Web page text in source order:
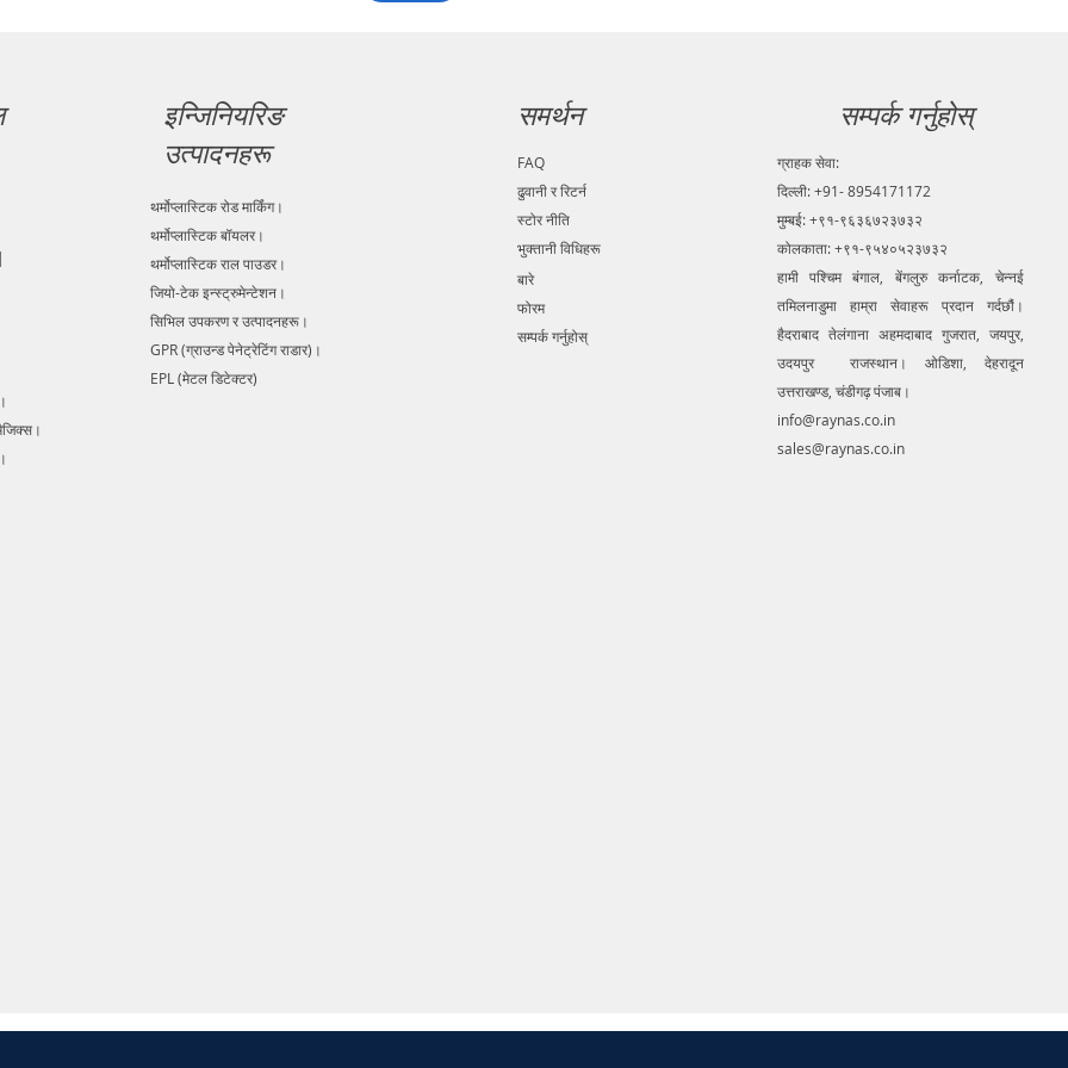
इन्जिनियरिङ
उत्पादनहरू
थर्मोप्लास्टिक रोड मार्किंग।
थर्मोप्लास्टिक बॉयलर।
थर्मोप्लास्टिक राल पाउडर।
जियो-टेक इन्स्ट्रुमेन्टेशन।
सिभिल उपकरण र उत्पादनहरू।
GPR (ग्राउन्ड पेनेट्रेटिंग राडार)।
EPL (मेटल डिटेक्टर)
समर्थन
FAQ
ढुवानी र रिटर्न
स्टोर नीति
भुक्तानी विधिहरू
बारे
फोरम
सम्पर्क गर्नुहोस्
सम्पर्क गर्नुहोस्
ग्राहक सेवा:
दिल्ली: +91- 8954171172
मुम्बई: +९१-९६३६७२३७३२
कोलकाता: +९१-९५४०५२३७३२
हामी पश्चिम बंगाल, बेंगलुरु कर्नाटक, चेन्नई
तमिलनाडुमा हाम्रा सेवाहरू प्रदान गर्दछौं।
हैदराबाद तेलंगाना अहमदाबाद गुजरात, जयपुर,
उदयपुर राजस्थान। ओडिशा, देहरादून
उत्तराखण्ड, चंडीगढ़ पंजाब।
info@raynas.co.in
sales@raynas.co.in